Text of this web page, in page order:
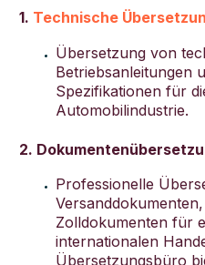
1. Technische
Übersetzung von
Betriebsanleitungen
Spezifikationen für
Automobilindustrie.
2.
Professionelle
Zolldokumenten für
internationalen
Übersetzungsbüro